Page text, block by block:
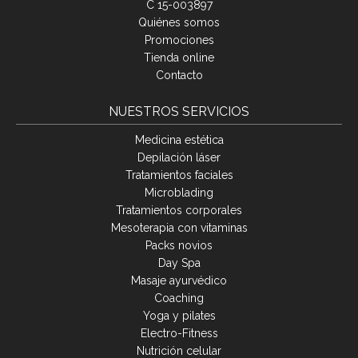
C 15-003897
Quiénes somos
Promociones
Tienda online
Contacto
NUESTROS SERVICIOS
Medicina estética
Depilación láser
Tratamientos faciales
Microblading
Tratamientos corporales
Mesoterapia con vitaminas
Packs novios
Day Spa
Masaje ayurvédico
Coaching
Yoga y pilates
Electro-Fitness
Nutrición celular